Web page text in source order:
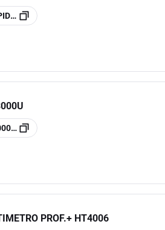
PROF.+ HT4006